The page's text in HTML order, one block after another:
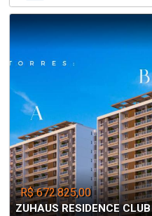
R$ 672.825,00
ZUHAUS RESIDENCE CLUB